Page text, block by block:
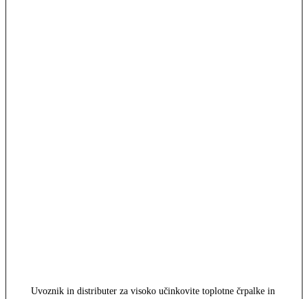
Uvoznik in distributer za visoko učinkovite toplotne črpalke in